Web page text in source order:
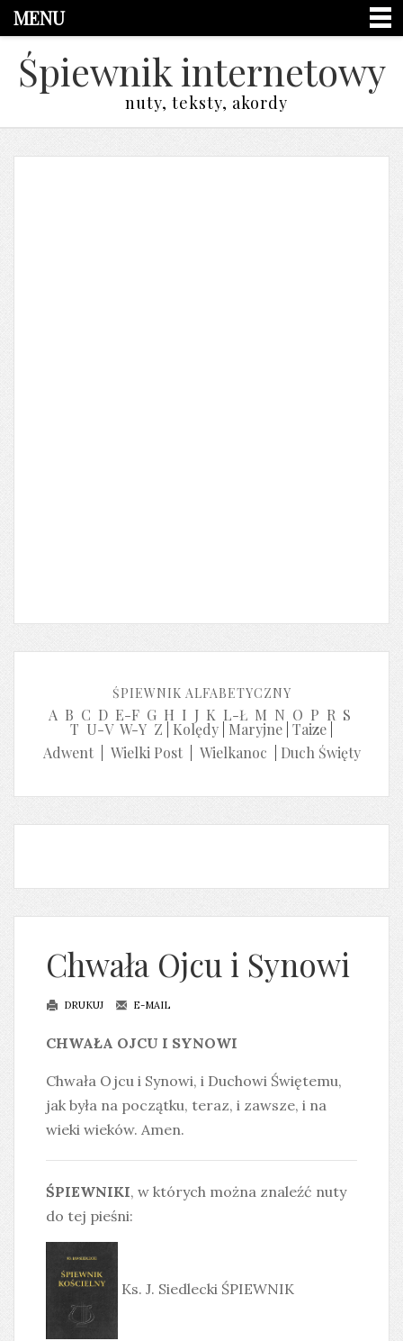
MENU
Śpiewnik internetowy
nuty, teksty, akordy
ŚPIEWNIK ALFABETYCZNY
A B C D E-F G H I J K L-Ł M N O P R S
T U-V W-Y Z Kolędy Maryjne Taize
Adwent| Wielki Post| Wielkanoc Duch Święty
Chwała Ojcu i Synowi
DRUKUJ E-MAIL
CHWAŁA OJCU I SYNOWI
Chwała Ojcu i Synowi, i Duchowi Świętemu,
jak była na początku, teraz, i zawsze, i na
wieki wieków. Amen.
ŚPIEWNIKI, w których można znaleźć nuty
do tej pieśni:
Ks. J. Siedlecki ŚPIEWNIK